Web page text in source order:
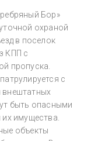
Бор»
охраной
в поселок
КПП с
пропуска.
с
внештатных
быть опасными
имущества.
объекты